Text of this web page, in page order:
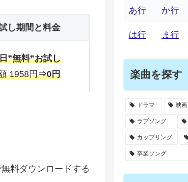
し期間と料金
”無料”お試し
1958円⇒0円
料ダウンロードする
あ行 か行
は行 ま行
楽曲を探す
ドラマ 映画
ラブソング
カップリング
卒業ソング